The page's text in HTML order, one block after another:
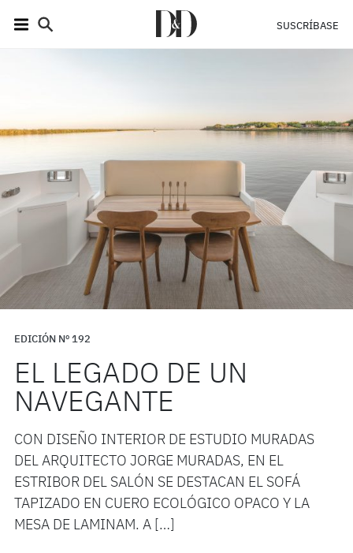
SUSCRÍBASE
EDICIÓN Nº 192
EL LEGADO DE UN
NAVEGANTE
CON DISEÑO INTERIOR DE ESTUDIO MURADAS
DEL ARQUITECTO JORGE MURADAS, EN EL
ESTRIBOR DEL SALÓN SE DESTACAN EL SOFÁ
TAPIZADO EN CUERO ECOLÓGICO OPACO Y LA
MESA DE LAMINAM. A […]